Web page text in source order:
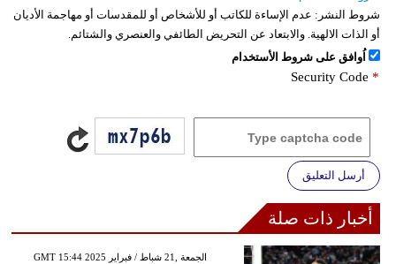
شروط النشر: عدم الإساءة للكاتب أو للأشخاص أو للمقدسات أو مهاجمة الأديان
أو الذات الالهية. والابتعاد عن التحريض الطائفي والعنصري والشتائم.
اُوافق على شروط الأستخدام
Security Code *
أرسل التعليق
أخبار ذات صلة
GMT 15:44 2025 الجمعة ,21 شباط / فبراير